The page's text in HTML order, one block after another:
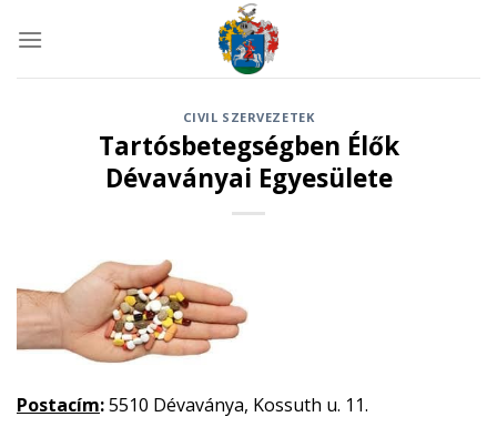
CIVIL SZERVEZETEK
Tartósbetegségben Élők
Dévaványai Egyesülete
Postacím:5510 Dévaványa, Kossuth u. 11.